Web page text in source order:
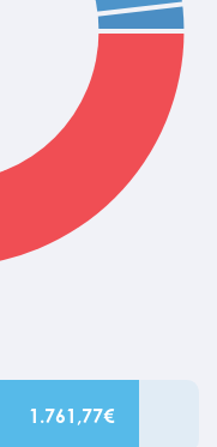
1.761,77€